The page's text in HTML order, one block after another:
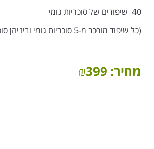
40 שיפודים של סוכריות גומי
(כל שיפוד מורכב מ-5 סוכריות גומי וביניהן סוכריות סודה. כל שיפוד עטוף בצלופן לשמירת הטריות)
מחיר: ₪399